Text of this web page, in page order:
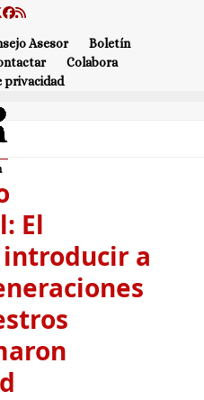
Facebook
RSS
Asesor
Boletín
Colabora
privacidad
El
a